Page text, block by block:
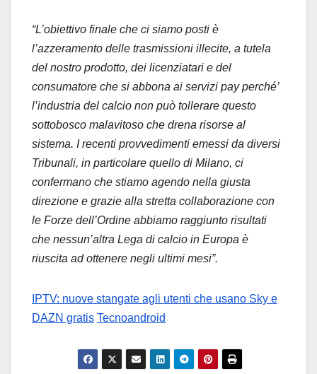
“L’obiettivo finale che ci siamo posti è
l’azzeramento delle trasmissioni illecite, a tutela
del nostro prodotto, dei licenziatari e del
consumatore che si abbona ai servizi pay perché’
l’industria del calcio non può tollerare questo
sottobosco malavitoso che drena risorse al
sistema. I recenti provvedimenti emessi da diversi
Tribunali, in particolare quello di Milano, ci
confermano che stiamo agendo nella giusta
direzione e grazie alla stretta collaborazione con
le Forze dell’Ordine abbiamo raggiunto risultati
che nessun’altra Lega di calcio in Europa è
riuscita ad ottenere negli ultimi mesi”.
IPTV: nuove stangate agli utenti che usano Sky e
DAZN gratis Tecnoandroid